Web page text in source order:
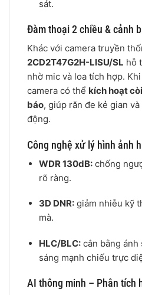
sát.
Đàm thoại 2 chiều & cảnh
Khác với camera truyền
2CD2T47G2H-LISU/SL hỗ
nhờ mic và loa tích hợp.
camera có thể kích hoạt
báo, giúp răn đe kẻ gian
động.
Công nghệ xử lý hình ảnh
WDR 130dB:chống
rõ ràng.
3D DNR:giảm nhiễu kỹ
mà.
HLC/BLC:cân bằng ánh
sáng mạnh chiếu trực
AI thông minh – Phân tích